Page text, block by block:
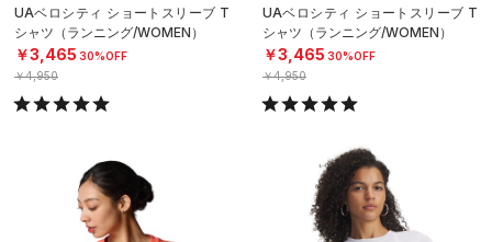
UAベロシティ ショートスリーブ T
シャツ（ランニング/WOMEN）
￥3,465 30%OFF
￥4,950
UAベロシティ ショートスリーブ T
シャツ（ランニング/WOMEN）
￥3,465 30%OFF
￥4,950